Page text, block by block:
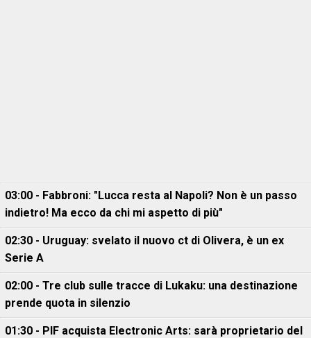
03:00 - Fabbroni: "Lucca resta al Napoli? Non è un passo
indietro! Ma ecco da chi mi aspetto di più"
02:30 - Uruguay: svelato il nuovo ct di Olivera, è un ex
Serie A
02:00 - Tre club sulle tracce di Lukaku: una destinazione
prende quota in silenzio
01:30 - PIF acquista Electronic Arts: sarà proprietario del